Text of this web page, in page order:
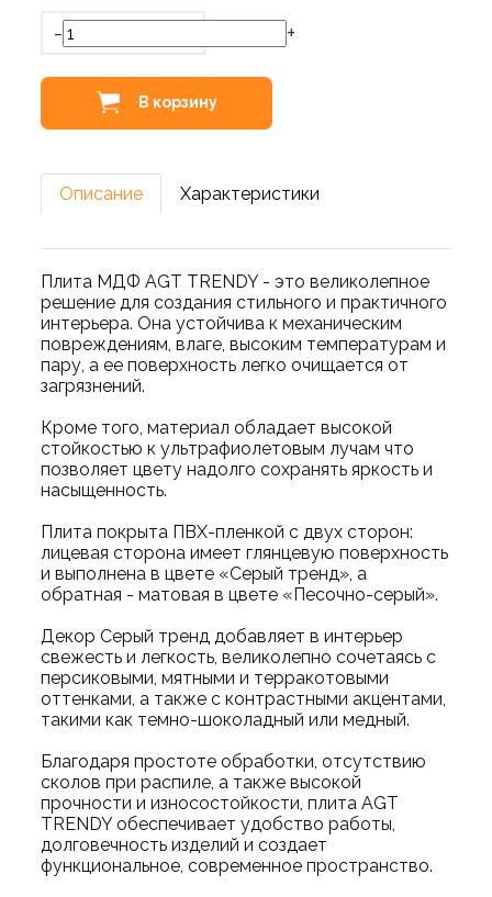
- +
В корзину
Описание Характеристики
Плита МДФ AGT TRENDY - это великолепное
решение для создания стильного и практичного
интерьера. Она устойчива к механическим
повреждениям, влаге, высоким температурам и
пару, а ее поверхность легко очищается от
загрязнений.
Кроме того, материал обладает высокой
стойкостью к ультрафиолетовым лучам что
позволяет цвету надолго сохранять яркость и
насыщенность.
Плита покрыта ПВХ-пленкой с двух сторон:
лицевая сторона имеет глянцевую поверхность
и выполнена в цвете «Серый тренд», а
обратная - матовая в цвете «Песочно-серый».
Декор Серый тренд добавляет в интерьер
свежесть и легкость, великолепно сочетаясь с
персиковыми, мятными и терракотовыми
оттенками, а также с контрастными акцентами,
такими как темно-шоколадный или медный.
Благодаря простоте обработки, отсутствию
сколов при распиле, а также высокой
прочности и износостойкости, плита AGT
TRENDY обеспечивает удобство работы,
долговечность изделий и создает
функциональное, современное пространство.